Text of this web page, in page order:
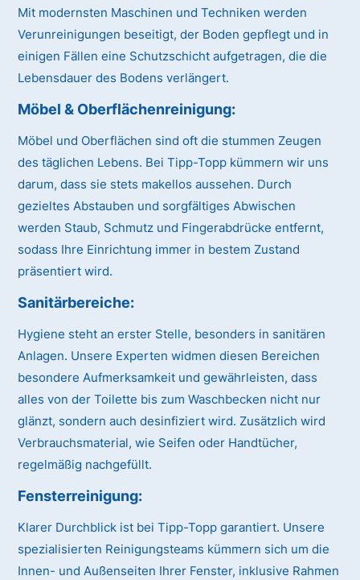
Mit modernsten Maschinen und Techniken werden
Verunreinigungen beseitigt, der Boden gepflegt und in
einigen Fällen eine Schutzschicht aufgetragen, die die
Lebensdauer des Bodens verlängert.
Möbel & Oberflächenreinigung:
Möbel und Oberflächen sind oft die stummen Zeugen
des täglichen Lebens. Bei Tipp-Topp kümmern wir uns
darum, dass sie stets makellos aussehen. Durch
gezieltes Abstauben und sorgfältiges Abwischen
werden Staub, Schmutz und Fingerabdrücke entfernt,
sodass Ihre Einrichtung immer in bestem Zustand
präsentiert wird.
Sanitärbereiche:
Hygiene steht an erster Stelle, besonders in sanitären
Anlagen. Unsere Experten widmen diesen Bereichen
besondere Aufmerksamkeit und gewährleisten, dass
alles von der Toilette bis zum Waschbecken nicht nur
glänzt, sondern auch desinfiziert wird. Zusätzlich wird
Verbrauchsmaterial, wie Seifen oder Handtücher,
regelmäßig nachgefüllt.
Fensterreinigung:
Klarer Durchblick ist bei Tipp-Topp garantiert. Unsere
spezialisierten Reinigungsteams kümmern sich um die
Innen- und Außenseiten Ihrer Fenster, inklusive Rahmen